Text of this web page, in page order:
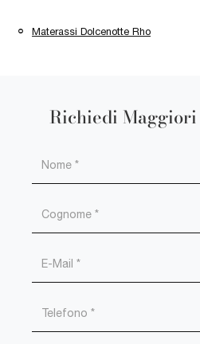
Materassi Dolcenotte Rho
Richiedi